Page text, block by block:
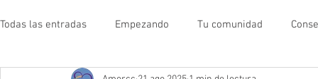
Todas las entradas Empezando Tu comunidad